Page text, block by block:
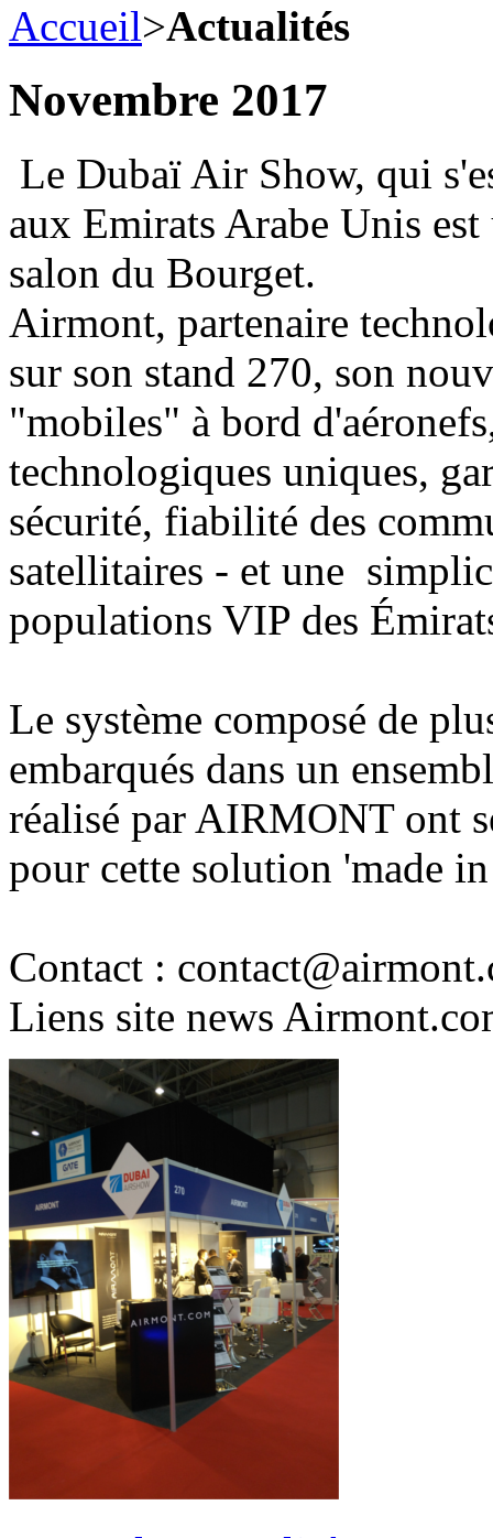
Accueil>Actualités
Novembre 2017
Le Dubaï Air Show, qui
aux Emirats Arabe Unis
salon du Bourget.
Airmont, partenaire
sur son stand 270, son
"mobiles" à bord
technologiques uniques,
sécurité, fiabilité des
satellitaires - et une
populations VIP des
Le système composé de
embarqués dans un
réalisé par AIRMONT ont
pour cette solution 'made
Contact :
Liens site news